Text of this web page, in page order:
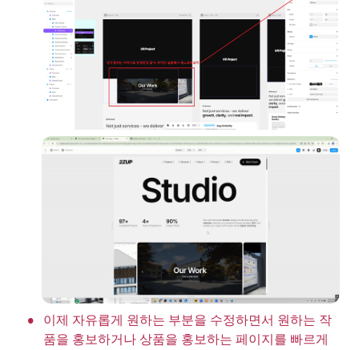
•
이제 자유롭게 원하는 부분을 수정하면서 원하는 작
품을 홍보하거나 상품을 홍보하는 페이지를 빠르게